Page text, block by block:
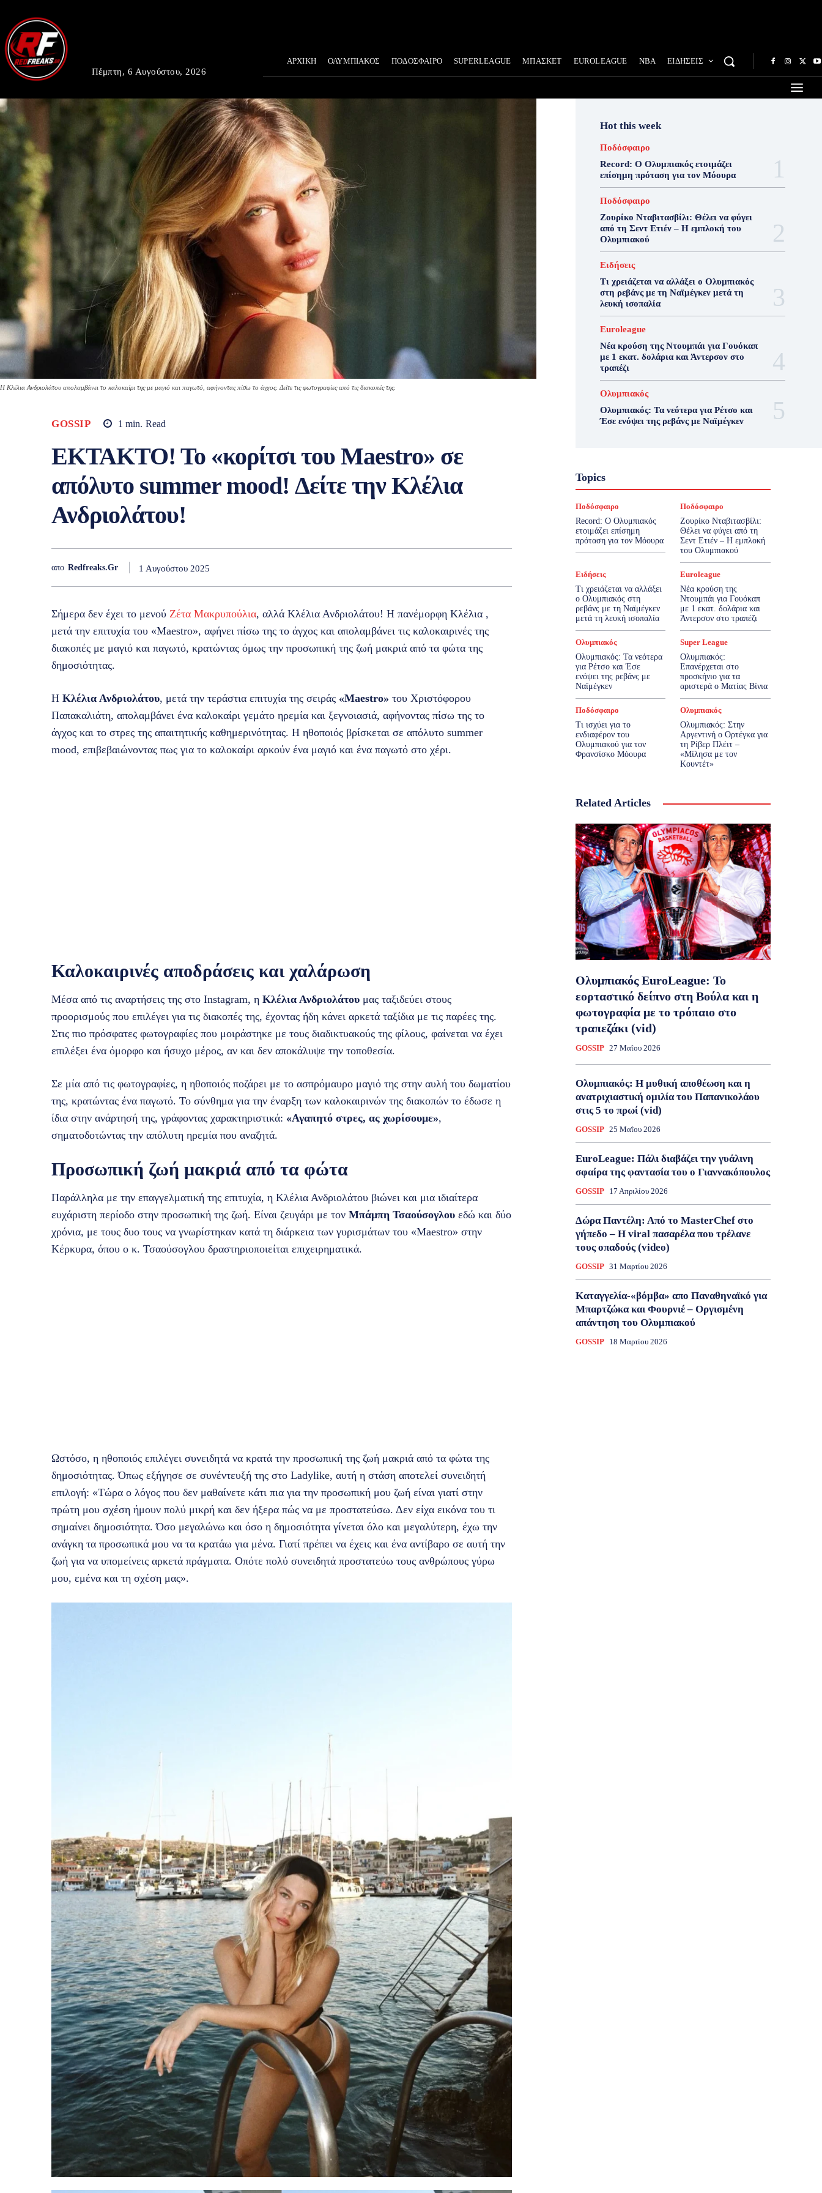
Πέμπτη, 6 Αυγούστου, 2026
ΑΡΧΙΚΗ ΟΛΥΜΠΙΑΚΟΣ ΠΟΔΟΣΦΑΙΡΟ SUPERLEAGUE ΜΠΑΣΚΕΤ EUROLEAGUE NBA ΕΙΔΗΣΕΙΣ
Η Κλέλια Ανδριολάτου απολαμβάνει το καλοκαίρι της με μαγιό και παγωτό, αφήνοντας πίσω το άγχος. Δείτε τις φωτογραφίες από τις διακοπές της.
GOSSIP 1 min. Read
ΕΚΤΑΚΤΟ! Το «κορίτσι του Maestro» σε
απόλυτο summer mood! Δείτε την Κλέλια
Ανδριολάτου!
απο Redfreaks.gr 1 Αυγούστου 2025
Σήμερα δεν έχει το μενού Ζέτα Μακρυπούλια, αλλά Κλέλια Ανδριολάτου! Η πανέμορφη Κλέλια ,
μετά την επιτυχία του «Maestro», αφήνει πίσω της το άγχος και απολαμβάνει τις καλοκαιρινές της
διακοπές με μαγιό και παγωτό, κρατώντας όμως την προσωπική της ζωή μακριά από τα φώτα της
δημοσιότητας.
Η Κλέλια Ανδριολάτου, μετά την τεράστια επιτυχία της σειράς «Maestro» του Χριστόφορου
Παπακαλιάτη, απολαμβάνει ένα καλοκαίρι γεμάτο ηρεμία και ξεγνοιασιά, αφήνοντας πίσω της το
άγχος και το στρες της απαιτητικής καθημερινότητας. Η ηθοποιός βρίσκεται σε απόλυτο summer
mood, επιβεβαιώνοντας πως για το καλοκαίρι αρκούν ένα μαγιό και ένα παγωτό στο χέρι.
Καλοκαιρινές αποδράσεις και χαλάρωση
Μέσα από τις αναρτήσεις της στο Instagram, η Κλέλια Ανδριολάτου μας ταξιδεύει στους
προορισμούς που επιλέγει για τις διακοπές της, έχοντας ήδη κάνει αρκετά ταξίδια με τις παρέες της.
Στις πιο πρόσφατες φωτογραφίες που μοιράστηκε με τους διαδικτυακούς της φίλους, φαίνεται να έχει
επιλέξει ένα όμορφο και ήσυχο μέρος, αν και δεν αποκάλυψε την τοποθεσία.
Σε μία από τις φωτογραφίες, η ηθοποιός ποζάρει με το ασπρόμαυρο μαγιό της στην αυλή του δωματίου
της, κρατώντας ένα παγωτό. Το σύνθημα για την έναρξη των καλοκαιρινών της διακοπών το έδωσε η
ίδια στην ανάρτησή της, γράφοντας χαρακτηριστικά: «Αγαπητό στρες, ας χωρίσουμε»,
σηματοδοτώντας την απόλυτη ηρεμία που αναζητά.
Προσωπική ζωή μακριά από τα φώτα
Παράλληλα με την επαγγελματική της επιτυχία, η Κλέλια Ανδριολάτου βιώνει και μια ιδιαίτερα
ευχάριστη περίοδο στην προσωπική της ζωή. Είναι ζευγάρι με τον Μπάμπη Τσαούσογλου εδώ και δύο
χρόνια, με τους δυο τους να γνωρίστηκαν κατά τη διάρκεια των γυρισμάτων του «Maestro» στην
Κέρκυρα, όπου ο κ. Τσαούσογλου δραστηριοποιείται επιχειρηματικά.
Ωστόσο, η ηθοποιός επιλέγει συνειδητά να κρατά την προσωπική της ζωή μακριά από τα φώτα της
δημοσιότητας. Όπως εξήγησε σε συνέντευξή της στο Ladylike, αυτή η στάση αποτελεί συνειδητή
επιλογή: «Τώρα ο λόγος που δεν μαθαίνετε κάτι πια για την προσωπική μου ζωή είναι γιατί στην
πρώτη μου σχέση ήμουν πολύ μικρή και δεν ήξερα πώς να με προστατεύσω. Δεν είχα εικόνα του τι
σημαίνει δημοσιότητα. Όσο μεγαλώνω και όσο η δημοσιότητα γίνεται όλο και μεγαλύτερη, έχω την
ανάγκη τα προσωπικά μου να τα κρατάω για μένα. Γιατί πρέπει να έχεις και ένα αντίβαρο σε αυτή την
ζωή για να υπομείνεις αρκετά πράγματα. Οπότε πολύ συνειδητά προστατεύω τους ανθρώπους γύρω
μου, εμένα και τη σχέση μας».
Hot this week
Ποδόσφαιρο
Record: Ο Ολυμπιακός ετοιμάζει
επίσημη πρόταση για τον Μόουρα
Ποδόσφαιρο
Ζουρίκο Νταβιτασβίλι: Θέλει να φύγει
από τη Σεντ Ετιέν – Η εμπλοκή του
Ολυμπιακού
Ειδήσεις
Τι χρειάζεται να αλλάξει ο Ολυμπιακός
στη ρεβάνς με τη Ναϊμέγκεν μετά τη
λευκή ισοπαλία
Euroleague
Νέα κρούση της Ντουμπάι για Γουόκαπ
με 1 εκατ. δολάρια και Άντερσον στο
τραπέζι
Ολυμπιακός
Ολυμπιακός: Τα νεότερα για Ρέτσο και
Έσε ενόψει της ρεβάνς με Ναϊμέγκεν
Topics
Ποδόσφαιρο
Record: Ο Ολυμπιακός
ετοιμάζει επίσημη
πρόταση για τον Μόουρα
Ποδόσφαιρο
Ζουρίκο Νταβιτασβίλι:
Θέλει να φύγει από τη
Σεντ Ετιέν – Η εμπλοκή
του Ολυμπιακού
Ειδήσεις
Τι χρειάζεται να αλλάξει
ο Ολυμπιακός στη
ρεβάνς με τη Ναϊμέγκεν
μετά τη λευκή ισοπαλία
Euroleague
Νέα κρούση της
Ντουμπάι για Γουόκαπ
με 1 εκατ. δολάρια και
Άντερσον στο τραπέζι
Ολυμπιακός
Ολυμπιακός: Τα νεότερα
για Ρέτσο και Έσε
ενόψει της ρεβάνς με
Ναϊμέγκεν
Super League
Ολυμπιακός:
Επανέρχεται στο
προσκήνιο για τα
αριστερά ο Ματίας Βίνια
Ποδόσφαιρο
Τι ισχύει για το
ενδιαφέρον του
Ολυμπιακού για τον
Φρανσίσκο Μόουρα
Ολυμπιακός
Ολυμπιακός: Στην
Αργεντινή ο Ορτέγκα για
τη Ρίβερ Πλέιτ –
«Μίλησα με τον
Κουντέτ»
Related Articles
Ολυμπιακός EuroLeague: Το
εορταστικό δείπνο στη Βούλα και η
φωτογραφία με το τρόπαιο στο
τραπεζάκι (vid)
GOSSIP 27 Μαΐου 2026
Ολυμπιακός: Η μυθική αποθέωση και η
ανατριχιαστική ομιλία του Παπανικολάου
στις 5 το πρωί (vid)
GOSSIP 25 Μαΐου 2026
EuroLeague: Πάλι διαβάζει την γυάλινη
σφαίρα της φαντασία του ο Γιαννακόπουλος
GOSSIP 17 Απριλίου 2026
Δώρα Παντέλη: Από το MasterChef στο
γήπεδο – Η viral πασαρέλα που τρέλανε
τους οπαδούς (video)
GOSSIP 31 Μαρτίου 2026
Καταγγελία-«βόμβα» απο Παναθηναϊκό για
Μπαρτζώκα και Φουρνιέ – Οργισμένη
απάντηση του Ολυμπιακού
GOSSIP 18 Μαρτίου 2026